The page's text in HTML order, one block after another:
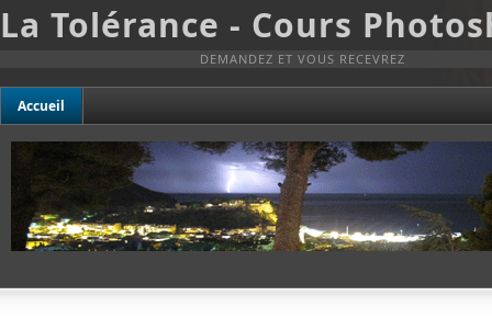
La Tolérance - Cours
DEMANDEZ ET VOUS RECEVREZ
Accueil